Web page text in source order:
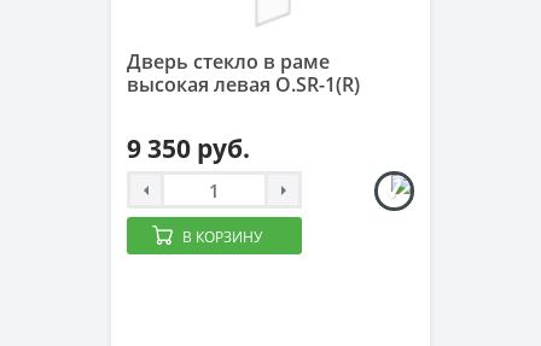
Дверь стекло в раме
высокая левая O.SR-1(R)
9 350 руб.
В КОРЗИНУ